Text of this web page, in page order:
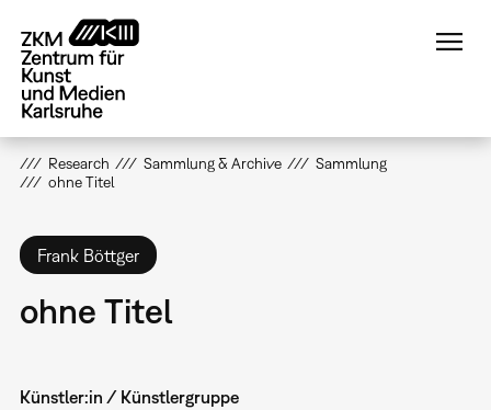
zum
Inhalt
Research Sammlung & Archive
Sammlung
ohne Titel
Frank Böttger
ohne Titel
Künstler:in / Künstlergruppe